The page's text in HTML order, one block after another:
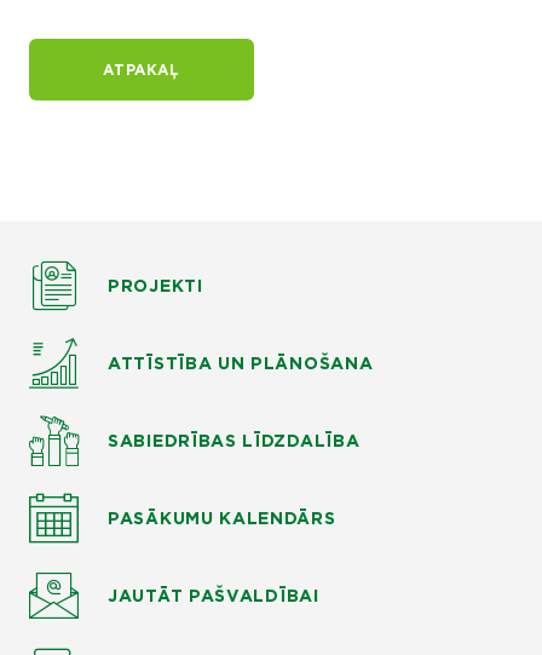
ATPAKAĻ
PROJEKTI
ATTĪSTĪBA UN PLĀNOŠANA
SABIEDRĪBAS LĪDZDALĪBA
PASĀKUMU KALENDĀRS
JAUTĀT PAŠVALDĪBAI